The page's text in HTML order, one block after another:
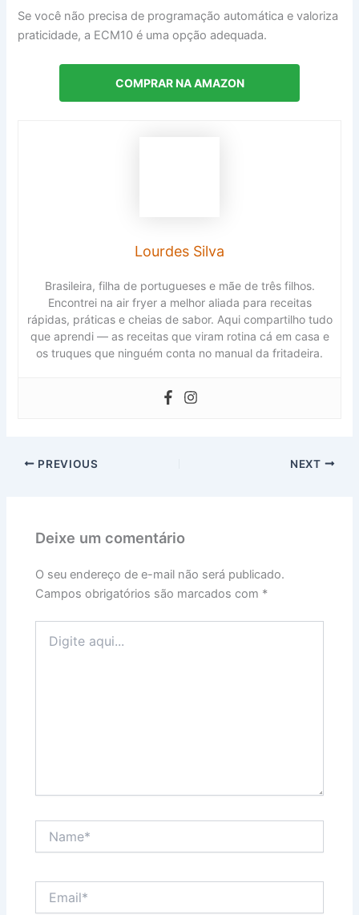
Se você não precisa de programação automática e valoriza
praticidade, a ECM10 é uma opção adequada.
COMPRAR NA AMAZON
Lourdes Silva
Brasileira, filha de portugueses e mãe de três filhos.
Encontrei na air fryer a melhor aliada para receitas
rápidas, práticas e cheias de sabor. Aqui compartilho tudo
que aprendi — as receitas que viram rotina cá em casa e
os truques que ninguém conta no manual da fritadeira.
PREVIOUS NEXT
Deixe um comentário
O seu endereço de e-mail não será publicado.
Campos obrigatórios são marcados com *
aqui...